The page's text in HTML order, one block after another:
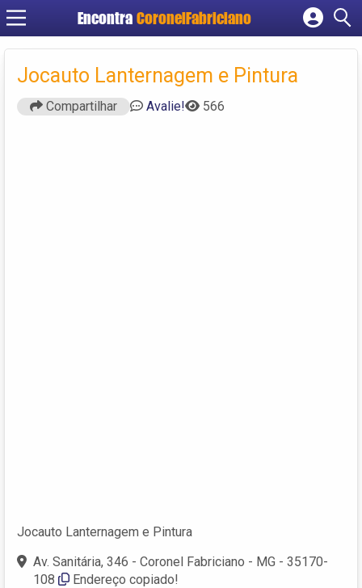
Encontra CoronelFabriciano
Cadastrar empresa
Criar conta
Jocauto Lanternagem e Pintura
Compartilhar Avalie! 566
Jocauto Lanternagem e Pintura
Av. Sanitária, 346 - Coronel Fabriciano - MG - 35170-
108
Endereço copiado!